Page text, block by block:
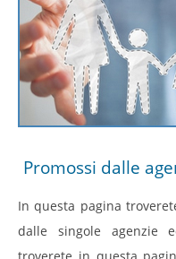
Promossi dalle
In questa pagina
dalle singole agenzie